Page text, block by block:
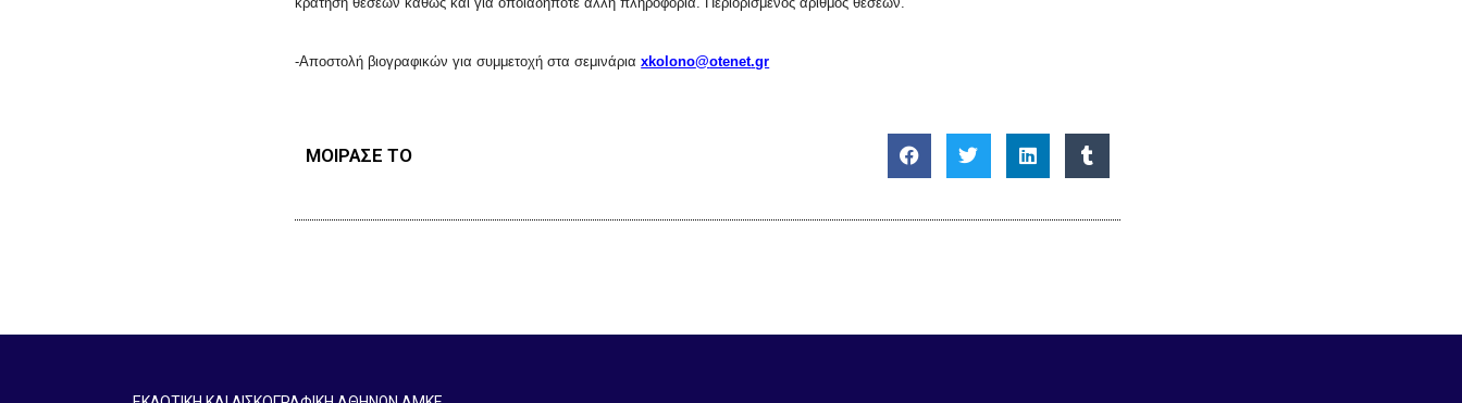
-Αποστολή βιογραφικών για συμμετοχή στα σεμινάριαxkolono@otenet.gr
ΜΟΙΡΑΣΕ ΤΟ